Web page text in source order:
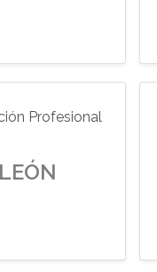
Profesional